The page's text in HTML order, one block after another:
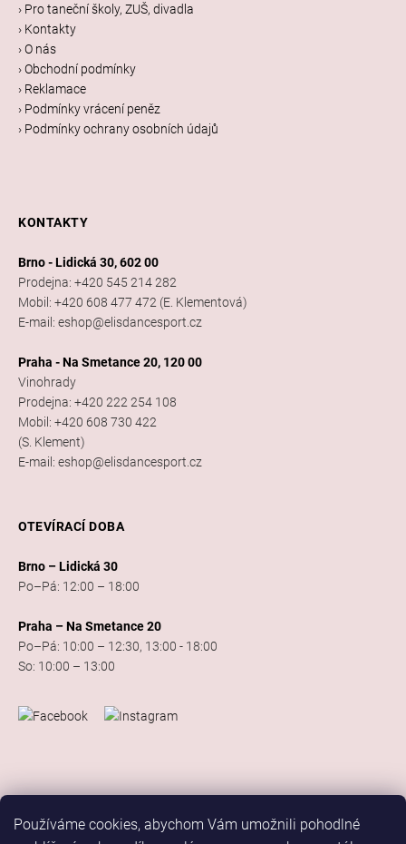
Používáme cookies, abychom Vám umožnili pohodlné
› Pro taneční školy, ZUŠ, divadla
› Kontakty
› O nás
› Obchodní podmínky
› Reklamace
› Podmínky vrácení peněz
› Podmínky ochrany osobních údajů
KONTAKTY
Brno - Lidická 30, 602 00
Prodejna: +420 545 214 282
Mobil: +420 608 477 472 (E. Klementová)
E-mail: eshop@elisdancesport.cz
Praha - Na Smetance 20, 120 00
Vinohrady
Prodejna: +420 222 254 108
Mobil: +420 608 730 422
(S. Klement)
E-mail: eshop@elisdancesport.cz
OTEVÍRACÍ DOBA
Brno – Lidická 30
Po–Pá: 12:00 – 18:00
Praha – Na Smetance 20
Po–Pá: 10:00 – 12:30, 13:00 - 18:00
So: 10:00 – 13:00